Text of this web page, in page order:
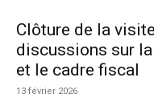
Clôture de la
discussions sur
et le cadre fiscal
13 février 2026